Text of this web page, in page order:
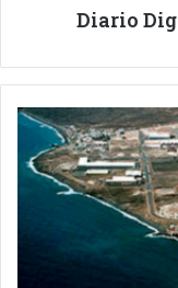
Diario
EL
POLÍGONO
NECESITA
CONSERVACIÓN.